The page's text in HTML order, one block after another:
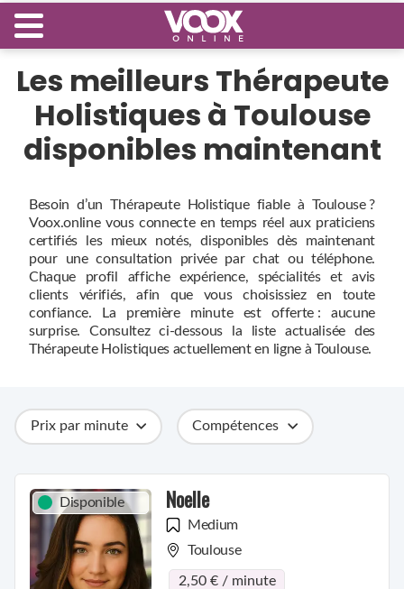
Les meilleurs Thérapeute
Holistiques à Toulouse
disponibles maintenant
Besoin d’un Thérapeute Holistique fiable à Toulouse ?
Voox.online vous connecte en temps réel aux praticiens
certifiés les mieux notés, disponibles dès maintenant
pour une consultation privée par chat ou téléphone.
Chaque profil affiche expérience, spécialités et avis
clients vérifiés, afin que vous choisissiez en toute
confiance. La première minute est offerte : aucune
surprise. Consultez ci‑dessous la liste actualisée des
Thérapeute Holistiques actuellement en ligne à Toulouse.
Prix par minute
Catégories
Métiers
Compétences
Disponible Noelle
Medium
Toulouse
2,50 € / minute